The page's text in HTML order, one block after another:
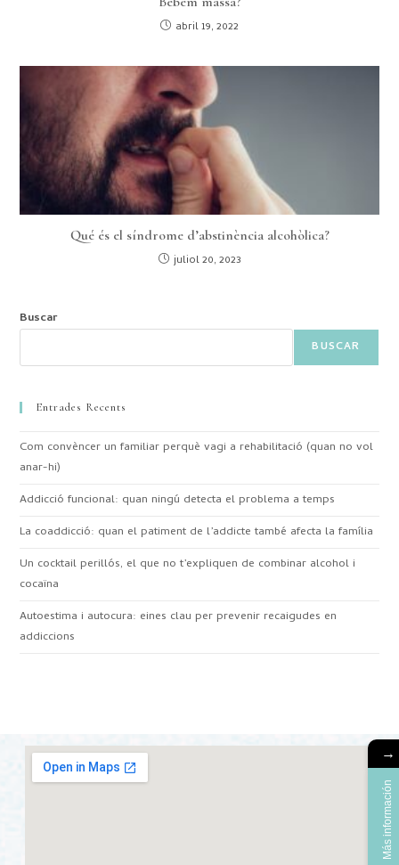
abril 19, 2022
Qué és el síndrome d’abstinència alcohòlica?
juliol 20, 2023
Buscar
BUSCAR
Entrades Recents
Com convèncer un familiar perquè vagi a rehabilitació (quan no vol
anar-hi)
Addicció funcional: quan ningú detecta el problema a temps
La coaddicció: quan el patiment de l’addicte també afecta la família
Un cocktail perillós, el que no t’expliquen de combinar alcohol i
cocaïna
Autoestima i autocura: eines clau per prevenir recaigudes en
addiccions
→
Más información